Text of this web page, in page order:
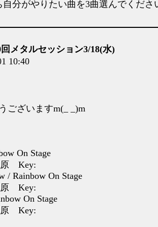
自分がやりたい曲を3曲選んでくださ
回メタルセッション3/18(水)
10:40
ございますm(_ _)m
On Stage
原 Key:
/ Rainbow On Stage
原 Key:
On Stage
原 Key: